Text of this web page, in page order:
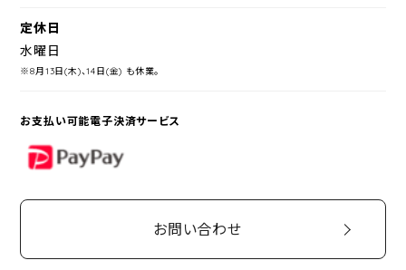
定休日
水曜日
※8月13日(木)、14日(金) も休業。
お支払い可能電子決済サービス
PayPay
お問い合わせ